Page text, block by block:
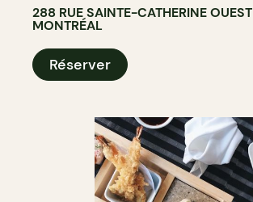
288 RUE SAINTE-CATHERINE OUEST
MONTRÉAL
Réserver